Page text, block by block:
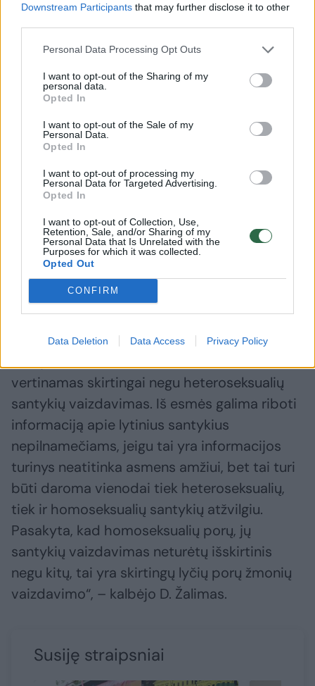
Downstream Participants that may further disclose it to other
Personal Data Processing Opt Outs
I want to opt-out of the Sharing of my
personal data.
Opted In
I want to opt-out of the Sale of my
Personal Data.
Opted In
I want to opt-out of processing my
Personal Data for Targeted Advertising.
Opted In
I want to opt-out of Collection, Use,
Retention, Sale, and/or Sharing of my
Personal Data that Is Unrelated with the
Purposes for which it was collected.
Opted Out
CONFIRM
Data Deletion Data Access Privacy Policy
konstatavo EŽTT. Iš esmės šiandien jau
nebėra jokių teisinių kliūčių publikuoti, platinti
tokius leidinius, kurie yra byloje.
Teisiškai galima sakyti, kad EŽTT de facto
pašalino šitą nuostatą iš Lietuvos teisinės
sistemos“, – Eltai aiškino D. Žalimas.
Teisininkas, komentuodamas EŽTT
teismas iš esmės pasakė, jog homoseksualių
santykių vaizdavimas neturėtų būti
vertinamas kaip išskirtinis, kitaip negu
heteroseksualūs santykiai.
„(Po EŽTT sprendimo homoseksualinių
vertinamas skirtingai negu heteroseksualių
santykių vaizdavimas. Iš esmės galima riboti
informaciją apie lytinius santykius
nepilnamečiams, jeigu tai yra informacijos
turinys neatitinka asmens amžiui, bet tai turi
būti daroma vienodai tiek heteroseksualių,
tiek ir homoseksualių santykių atžvilgiu.
Pasakyta, kad homoseksualių porų, jų
santykių vaizdavimas neturėtų išskirtinis
negu kitų, tai yra skirtingų lyčių porų žmonių
vaizdavimo“, – kalbėjo D. Žalimas.
Susiję straipsniai